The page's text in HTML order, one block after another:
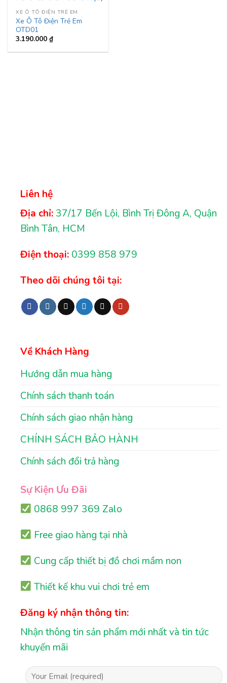
XE Ô TÔ ĐIỆN TRẺ EM
Xe Ô Tô Điện Trẻ Em
OTD01
3.190.000₫
Liên hệ
Địa chỉ: 37/17 Bến Lội, Bình Trị Đông A, Quận
Bình Tân, HCM
Điện thoại: 0399 858 979
Theo dõi chúng tôi tại:
Về Khách Hàng
Hướng dẫn mua hàng
Chính sách thanh toán
Chính sách giao nhận hàng
CHÍNH SÁCH BẢO HÀNH
Chính sách đổi trả hàng
Sự Kiện Ưu Đãi
0868 997 369 Zalo
Free giao hàng tại nhà
Cung cấp thiết bị đồ chơi mầm non
Thiết kế khu vui chơi trẻ em
Đăng ký nhận thông tin:
Nhận thông tin sản phẩm mới nhất và tin tức
khuyến mãi